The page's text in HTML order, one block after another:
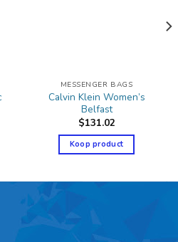
MESSENGER BAGS
Calvin Klein Women’s
Belfast
$131.02
Koop product